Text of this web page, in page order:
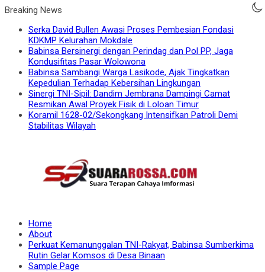
Breaking News
Serka David Bullen Awasi Proses Pembesian Fondasi
KDKMP Kelurahan Mokdale
Babinsa Bersinergi dengan Perindag dan Pol PP, Jaga
Kondusifitas Pasar Wolowona
Babinsa Sambangi Warga Lasikode, Ajak Tingkatkan
Kepedulian Terhadap Kebersihan Lingkungan
Sinergi TNI-Sipil: Dandim Jembrana Dampingi Camat
Resmikan Awal Proyek Fisik di Loloan Timur
Koramil 1628-02/Sekongkang Intensifkan Patroli Demi
Stabilitas Wilayah
Home
About
Perkuat Kemanunggalan TNI-Rakyat, Babinsa Sumberkima
Rutin Gelar Komsos di Desa Binaan
Sample Page